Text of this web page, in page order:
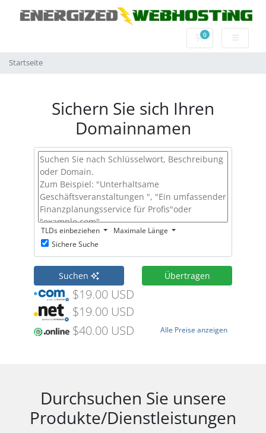
0Mein Warenkorb
Startseite
Sichern Sie sich Ihren
Domainnamen
TLDs einbeziehen
Maximale Länge
Sichere Suche
Suchen Übertragen
$19.00 USD
$19.00 USD
$40.00 USD
Alle Preise anzeigen
Durchsuchen Sie unsere
Produkte/Dienstleistungen